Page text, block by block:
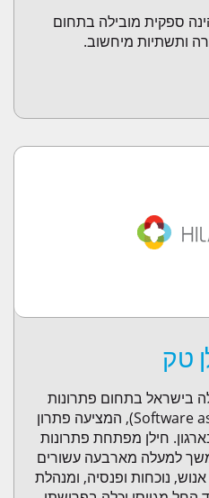
ספקית מובילה בתחום
ותשתיות מיחשוב.
טק
בישראל בתחום פתרונות
תוכנה כשירות (Software as a Service), המציעה פתרון
חילן מפתחת פתרונות
למעלה מארבעה עשורים
נוכחות ופנסיה, ומנהלת